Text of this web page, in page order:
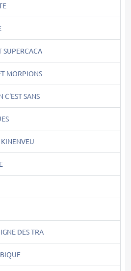
SUPERCACA
MORPIONS
C'EST SANS
DES TRA